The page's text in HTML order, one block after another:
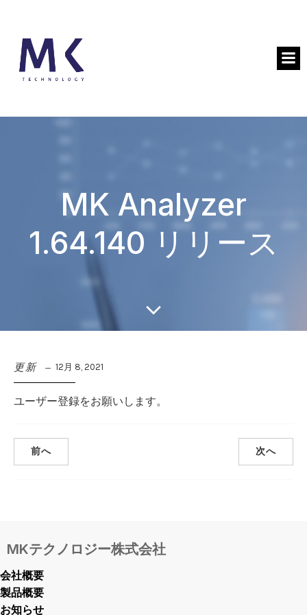
MK Analyzer
1.64.140 リリース
更新 12月 8, 2021
ユーザー登録をお願いします。
前へ 次へ
MKテクノロジー株式会社
会社概要
製品概要
お知らせ